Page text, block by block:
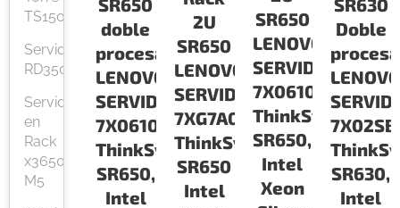
TS150
Servidor
RD350
Servidor
en
Rack
x3650
M5
SR650
doble
procesador
LENOVO
SERVIDORES
7X06100MLA
ThinkSystem
SR650,
Intel
2U
SR650
LENOVO
SERVIDORES
7XG7A05576
ThinkSystem
SR650
Intel
SR650
LENOVO
SERVIDORES
7X06100LLA
ThinkSystem
SR650,
Intel
Xeon
SR630
Doble
SR630,
Intel